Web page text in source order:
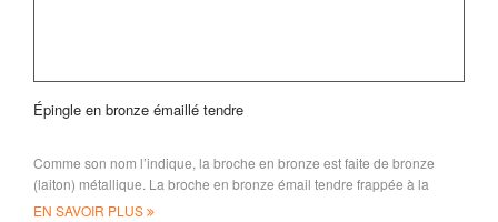
Épingle en bronze émaillé tendre
Comme son nom l’indique, la broche en bronze est faite de bronze
(laiton) métallique. La broche en bronze émail tendre frappée à la
matrice est un style assez populaire
EN SAVOIR PLUS